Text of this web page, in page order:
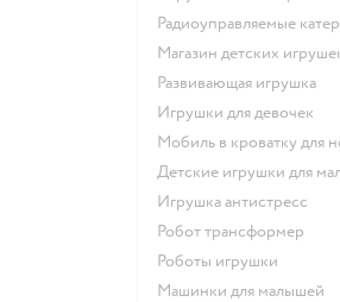
Радиоуправляемые
Магазин детских
Развивающая игрушка
Игрушки для девочек
Мобиль в кроватку
Детские игрушки для
Игрушка антистресс
Робот трансформер
Роботы игрушки
Машинки для малышей